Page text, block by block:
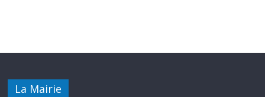
La Mairie